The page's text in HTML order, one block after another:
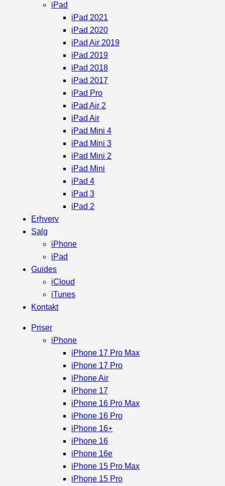
iPad
iPad 2021
iPad 2020
iPad Air 2019
iPad 2019
iPad 2018
iPad 2017
iPad Pro
iPad Air 2
iPad Air
iPad Mini 4
iPad Mini 3
iPad Mini 2
iPad Mini
iPad 4
iPad 3
iPad 2
Erhverv
Salg
iPhone
iPad
Guides
iCloud
iTunes
Kontakt
Priser
iPhone
iPhone 17 Pro Max
iPhone 17 Pro
iPhone Air
iPhone 17
iPhone 16 Pro Max
iPhone 16 Pro
iPhone 16+
iPhone 16
iPhone 16e
iPhone 15 Pro Max
iPhone 15 Pro